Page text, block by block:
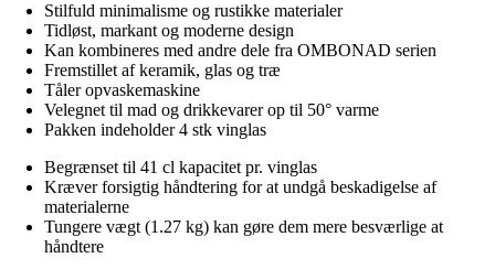
Stilfuld minimalisme og rustikke materialer
Tidløst, markant og moderne design
Kan kombineres med andre dele fra OMBONAD serien
Fremstillet af keramik, glas og træ
Tåler opvaskemaskine
Velegnet til mad og drikkevarer op til 50° varme
Pakken indeholder 4 stk vinglas
Begrænset til 41 cl kapacitet pr. vinglas
Kræver forsigtig håndtering for at undgå beskadigelse af
materialerne
Tungere vægt (1.27 kg) kan gøre dem mere besværlige at
håndtere